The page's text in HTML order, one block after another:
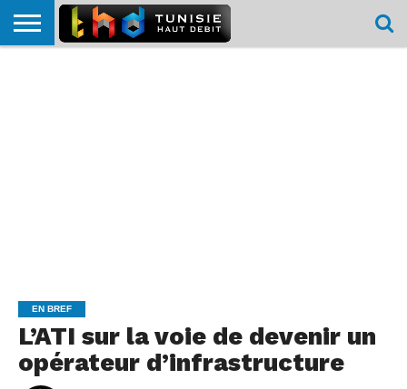
EN BREF
L’ATI sur la voie de devenir un
opérateur d’infrastructure